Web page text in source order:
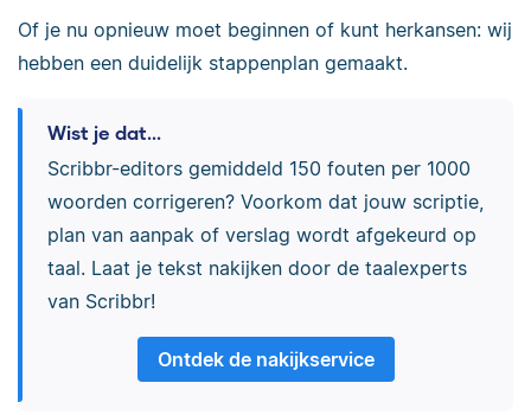
Of je nu opnieuw moet beginnen of kunt herkansen: wij
hebben een duidelijk stappenplan gemaakt.
Wist je dat...
Scribbr-editors gemiddeld 150 fouten per 1000
woorden corrigeren? Voorkom dat jouw scriptie,
plan van aanpak of verslag wordt afgekeurd op
taal. Laat je tekst nakijken door de taalexperts
van Scribbr!
Ontdek de nakijkservice